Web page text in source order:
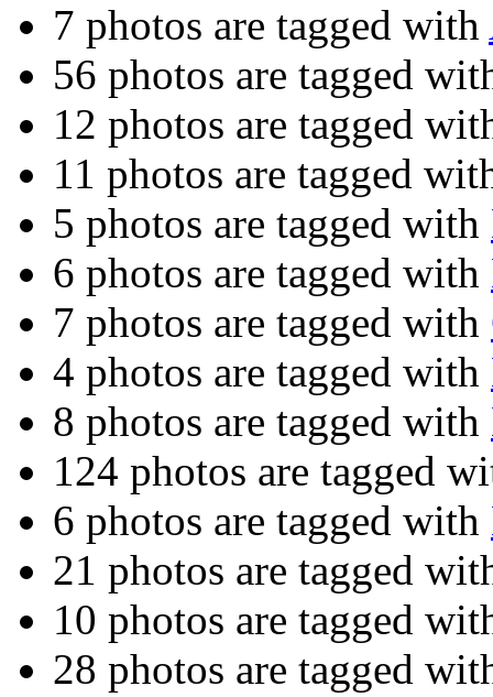
7 photos are tagged with
56 photos are tagged
12 photos are tagged
11 photos are tagged
5 photos are tagged with
6 photos are tagged with
7 photos are tagged with
4 photos are tagged with
8 photos are tagged with
124 photos are tagged
6 photos are tagged with
21 photos are tagged
10 photos are tagged
28 photos are tagged